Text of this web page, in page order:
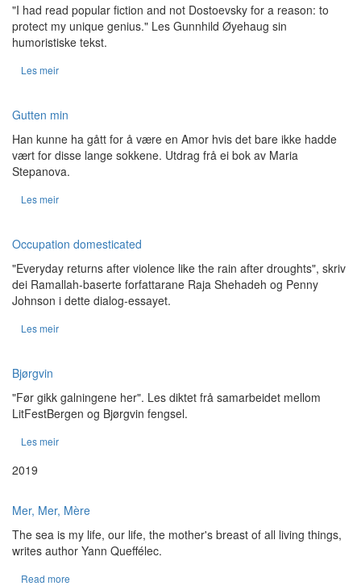
"I had read popular fiction and not Dostoevsky for a reason: to
protect my unique genius." Les Gunnhild Øyehaug sin
humoristiske tekst.
Les meir
Gutten min
Han kunne ha gått for å være en Amor hvis det bare ikke hadde
vært for disse lange sokkene. Utdrag frå ei bok av Maria
Stepanova.
Les meir
Occupation domesticated
"Everyday returns after violence like the rain after droughts", skriv
dei Ramallah-baserte forfattarane Raja Shehadeh og Penny
Johnson i dette dialog-essayet.
Les meir
Bjørgvin
"Før gikk galningene her". Les diktet frå samarbeidet mellom
LitFestBergen og Bjørgvin fengsel.
Les meir
2019
Mer, Mer, Mère
The sea is my life, our life, the mother's breast of all living things,
writes author Yann Queffélec.
Read more